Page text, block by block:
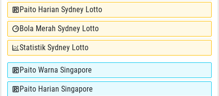
Paito Harian Sydney Lotto
Bola Merah Sydney Lotto
Statistik Sydney Lotto
Paito Warna Singapore
Paito Harian Singapore